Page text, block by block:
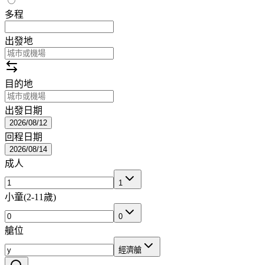
多程
出發地
目的地
出發日期
2026/08/12
回程日期
2026/08/14
成人
1
小童(2-11歲)
0
艙位
經濟艙